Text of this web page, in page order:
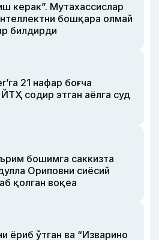
керак”. Мутахассислар
бошқара олмай
билдирди
21 нафар боғча
содир этган аёлга суд
бошимга саккизта
Ориповни сиёсий
қолган воқеа
ёриб ўтган ва “Изварино